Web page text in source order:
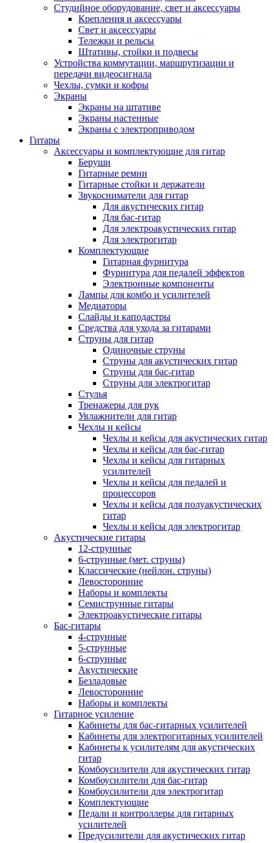
Студийное оборудование, свет и аксессуары
Крепления и аксессуары
Свет и аксессуары
Тележки и рельсы
Штативы, стойки и подвесы
Устройства коммутации, маршрутизации и
передачи видеосигнала
Чехлы, сумки и кофры
Экраны
Экраны на штативе
Экраны настенные
Экраны с электроприводом
Гитары
Аксессуары и комплектующие для гитар
Беруши
Гитарные ремни
Гитарные стойки и держатели
Звукосниматели для гитар
Для акустических гитар
Для бас-гитар
Для электроакустических гитар
Для электрогитар
Комплектующие
Гитарная фурнитура
Фурнитура для педалей эффектов
Электронные компоненты
Лампы для комбо и усилителей
Медиаторы
Слайды и каподастры
Средства для ухода за гитарами
Струны для гитар
Одиночные струны
Струны для акустических гитар
Струны для бас-гитар
Струны для электрогитар
Стулья
Тренажеры для рук
Увлажнители для гитар
Чехлы и кейсы
Чехлы и кейсы для акустических гитар
Чехлы и кейсы для бас-гитар
Чехлы и кейсы для гитарных
усилителей
Чехлы и кейсы для педалей и
процессоров
Чехлы и кейсы для полуакустических
гитар
Чехлы и кейсы для электрогитар
Акустические гитары
12-струнные
6-струнные (мет. струны)
Классические (нейлон. струны)
Левосторонние
Наборы и комплекты
Семиструнные гитары
Электроакустические гитары
Бас-гитары
4-струнные
5-струнные
6-струнные
Акустические
Безладовые
Левосторонние
Наборы и комплекты
Гитарное усиление
Кабинеты для бас-гитарных усилителей
Кабинеты для электрогитарных усилителей
Кабинеты к усилителям для акустических
гитар
Комбоусилители для акустических гитар
Комбоусилители для бас-гитар
Комбоусилители для электрогитар
Комплектующие
Педали и контроллеры для гитарных
усилителей
Предусилители для акустических гитар